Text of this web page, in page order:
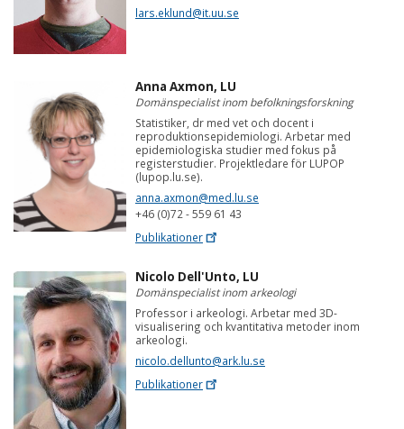
lars.eklund@it.uu.se
Anna Axmon, LU
Domänspecialist inom befolkningsforskning
Statistiker, dr med vet och docent i
reproduktionsepidemiologi. Arbetar med
epidemiologiska studier med fokus på
registerstudier. Projektledare för LUPOP
(lupop.lu.se).
anna.axmon@med.lu.se
+46 (0)72 - 559 61 43
Publikationer
Nicolo Dell'Unto, LU
Domänspecialist inom arkeologi
Professor i arkeologi. Arbetar med 3D-
visualisering och kvantitativa metoder inom
arkeologi.
nicolo.dellunto@ark.lu.se
Publikationer